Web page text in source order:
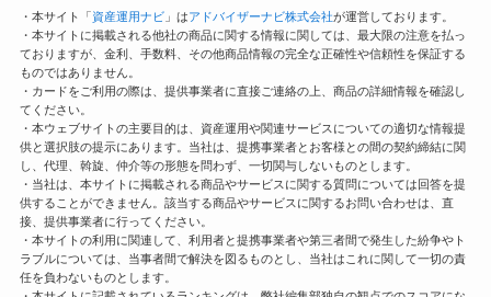
・本サイト「資産運用ナビ」はアドバイザーナビ株式会社が運営しております。
・本サイトに掲載される他社の商品に関する情報に関しては、最大限の注意を払っ
ておりますが、金利、手数料、その他商品情報の完全な正確性や信頼性を保証する
ものではありません。
・カードをご利用の際は、提供事業者に直接ご連絡の上、商品の詳細情報を確認し
てください。
・本ウェブサイトの主要目的は、資産運用や関連サービスについての適切な情報提
供と選択肢の提示にあります。当社は、提携事業者とお客様との間の契約締結に関
し、代理、斡旋、仲介等の形態を問わず、一切関与しないものとします。
・当社は、本サイトに掲載される商品やサービスに関する質問については回答を提
供することができません。該当する商品やサービスに関するお問い合わせは、直
接、提供事業者に行ってください。
・本サイトの利用に関連して、利用者と提携事業者や第三者間で発生した紛争やト
ラブルについては、当事者間で解決を図るものとし、当社はこれに関して一切の責
任を負わないものとします。